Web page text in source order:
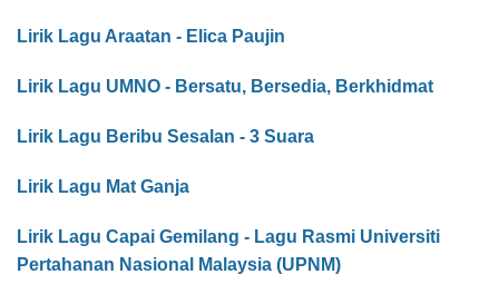
Lirik Lagu Araatan - Elica Paujin
Lirik Lagu UMNO - Bersatu, Bersedia, Berkhidmat
Lirik Lagu Beribu Sesalan - 3 Suara
Lirik Lagu Mat Ganja
Lirik Lagu Capai Gemilang - Lagu Rasmi Universiti
Pertahanan Nasional Malaysia (UPNM)